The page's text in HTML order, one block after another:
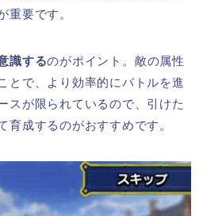
重要です。
識するのがポイント。敵の属性
とで、より効率的にバトルを進
スが限られているので、引けた
育成するのがおすすめです。